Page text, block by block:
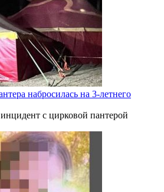
набросилась на 3-летнего
с цирковой пантерой